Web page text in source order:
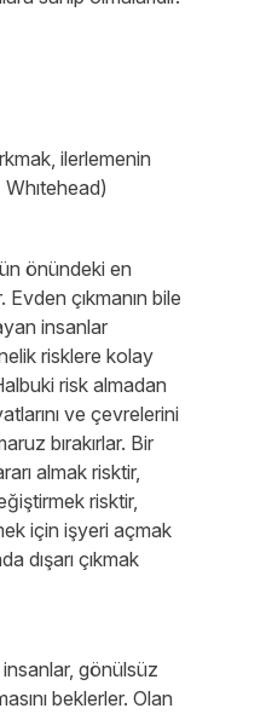
ilerlemenin
önündeki en
çıkmanın bile
insanlar
risklere kolay
risk almadan
ve çevrelerini
bırakırlar. Bir
almak risktir,
risktir,
için işyeri açmak
dışarı çıkmak
gönülsüz
beklerler. Olan